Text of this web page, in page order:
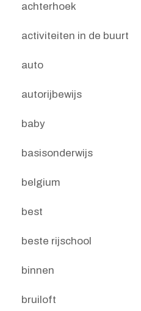
achterhoek
activiteiten in de buurt
auto
autorijbewijs
baby
basisonderwijs
belgium
best
beste rijschool
binnen
bruiloft